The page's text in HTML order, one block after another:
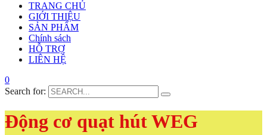
TRANG CHỦ
GIỚI THIỆU
SẢN PHẨM
Chính sách
HỖ TRỢ
LIÊN HỆ
0
Search for:
Động cơ quạt hút WEG